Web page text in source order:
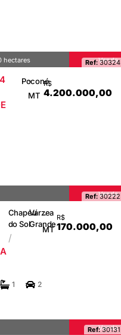
Venda
hectares Ref:30324
Poconé
-
MT
R$
4.200.000,00
Venda
Ref:30222
Chapéu
do Sol
/
Várzea
Grande
-
MT
R$
170.000,00
1 2
Venda
Ref:30131